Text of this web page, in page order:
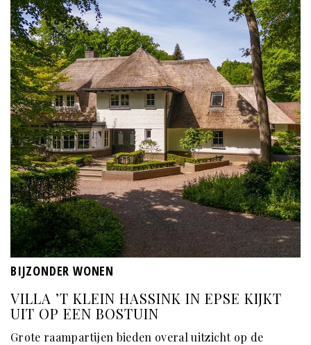
BIJZONDER WONEN
VILLA ’T KLEIN HASSINK IN EPSE KIJKT
UIT OP EEN BOSTUIN
Grote raampartijen bieden overal uitzicht op de